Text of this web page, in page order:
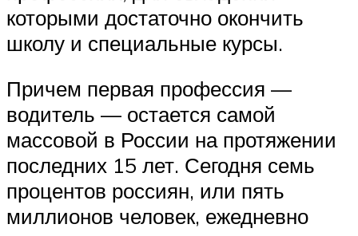
которыми достаточно окончить
школу и специальные курсы.
Причем первая профессия —
водитель — остается самой
массовой в России на протяжении
последних 15 лет. Сегодня семь
процентов россиян, или пять
миллионов человек, ежедневно